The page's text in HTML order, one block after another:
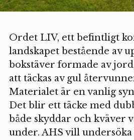
Ordet LIV, ett befintligt
landskapet bestående av
bokstäver formade av
att täckas av gul
Materialet är en vanlig
Det blir ett täcke med
både skyddar och kväver
under. AHS vill